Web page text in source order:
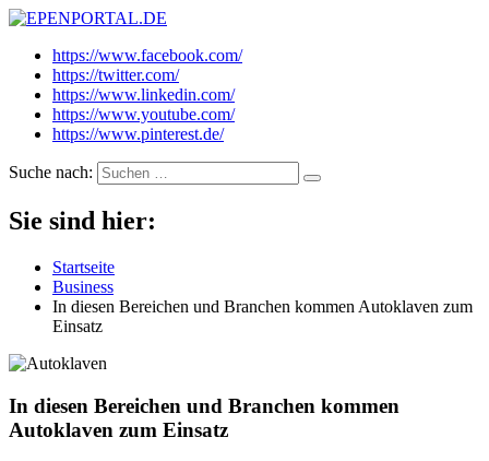
EPENPORTAL.DE
Epische News aus Politik, Finanzen & Gesellschaft
https://www.facebook.com/
https://twitter.com/
https://www.linkedin.com/
https://www.youtube.com/
https://www.pinterest.de/
Suche nach:
Sie sind hier:
Startseite
Business
In diesen Bereichen und Branchen kommen Autoklaven zum
Einsatz
In diesen Bereichen und Branchen kommen
Autoklaven zum Einsatz